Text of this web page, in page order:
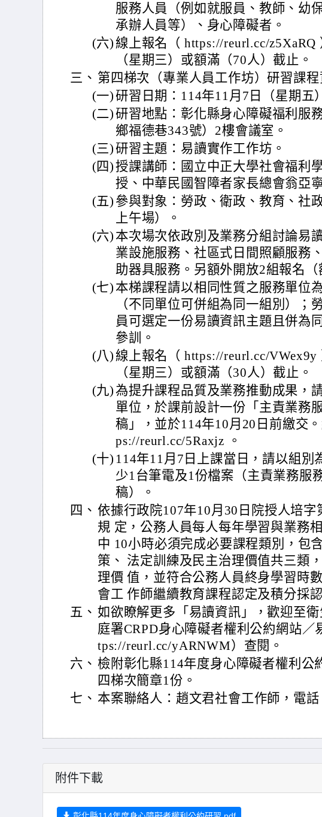
服務人員（例如就服員、教師、幼
承辦人員等）、身心障礙者。
(六)線上報名（ https://reurl.cc/z5XaRQ
（星期三）或額滿（70人）截止。
三、 第四梯次（專業人員工作坊）研習課程
(一)研習日期：114年11月7日（星期五
(二)研習地點：彰化縣身心障礙福利服
鄉福德巷343號）2樓會議室。
(三)研習主題：易讀實作工作坊。
(四)授課講師：國立中正大學社會福利
授、中華民國智障者家長總會翁亞
(五) 參與對象：勞政、衛政、教育、社
上午場）。
(六) 本次場次依政別及業務分組討論易
業設施服務、社區式日間照顧服務
助器具服務。另額外開放2組報名（
(七) 本梯課程請以相同性質之服務單位
（不同單位可併組為同一組別）；
員可選定一份易讀資訊主題且併為
參訓。
(八)線上報名（ https://reurl.cc/VWex9y
（星期三）或額滿（30人）截止。
(九)為提升課程品質及業務推動成果，
單位，於課前設計一份「主責業務
稿」，並於114年10月20日前繳交
ps://reurl.cc/5Raxjz 。
(十) 114年11月7日上課當日，請以組別
少1台筆電及1份檔案（主責業務服
稿）。
四、 依據行政院107年10月30日院授人培字
規 定，公務人員每人每年學習與業務
中 10小時必須完成必要課程類別，包
策、 法定訓練及民主治理價值共三類
理價 值，並符合公務人員終身學習時
會工 作師繼續教育課程認定及積分採認
五、 如欲瞭解更多「易讀資訊」，歡迎至
庭署CRPD身心障礙者權利公約網站／
tps://reurl.cc/yARNWM）查閱。
六、 檢附彰化縣114年度身心障礙者權利公
四梯次簡章1份。
七、 本案聯絡人：趙文君社會工作師，電話
附件下載